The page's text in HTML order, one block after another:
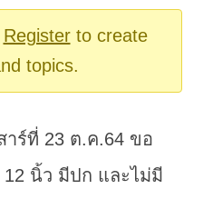
Registerto create
topics.
าร์ที่ 23 ต.ค.64 ขอ
นิ้ว มีปก และไม่มี